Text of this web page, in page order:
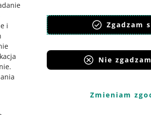
i
.
Zgadzam
Nie
Zmieniam